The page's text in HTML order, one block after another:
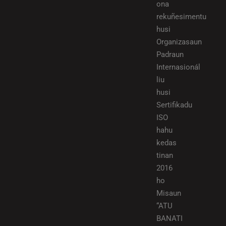
ona
rekuñesimentu
husi
Organizasaun
Padraun
Internasionál
liu
husi
Sertifikadu
ISO
hahu
kedas
tinan
2016
ho
Misaun
“ATU
BANATI